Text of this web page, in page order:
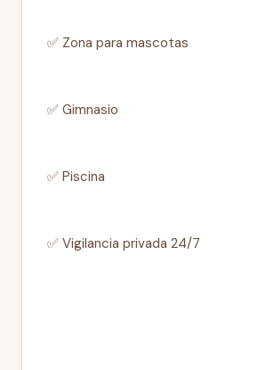
✅ Zona para mascotas
✅ Gimnasio
✅ Piscina
✅ Vigilancia privada 24/7